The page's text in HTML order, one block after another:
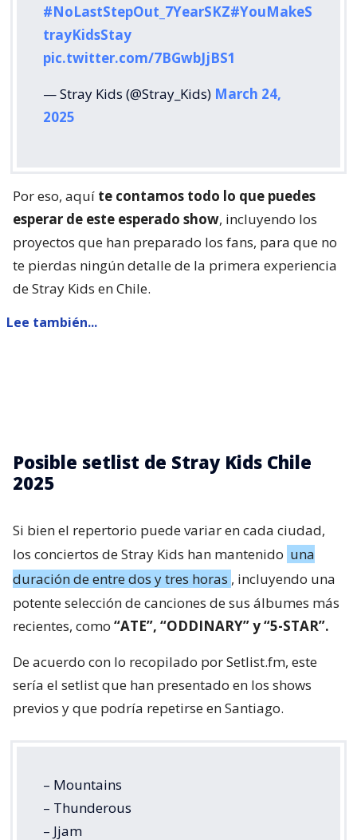
#NoLastStepOut_7YearSKZ#YouMakeS
trayKidsStay
pic.twitter.com/7BGwbJjBS1
— Stray Kids (@Stray_Kids) March 24,
2025
Por eso, aquí te contamos todo lo que puedes
esperar de este esperado show, incluyendo los
proyectos que han preparado los fans, para que no
te pierdas ningún detalle de la primera experiencia
de Stray Kids en Chile.
Lee también...
Posible setlist de Stray Kids Chile
2025
Si bien el repertorio puede variar en cada ciudad,
los conciertos de Stray Kids han mantenido una
duración de entre dos y tres horas , incluyendo una
potente selección de canciones de sus álbumes más
recientes, como “ATE”, “ODDINARY” y “5-STAR”.
De acuerdo con lo recopilado por Setlist.fm, este
sería el setlist que han presentado en los shows
previos y que podría repetirse en Santiago.
– Mountains
– Thunderous
– Jjam